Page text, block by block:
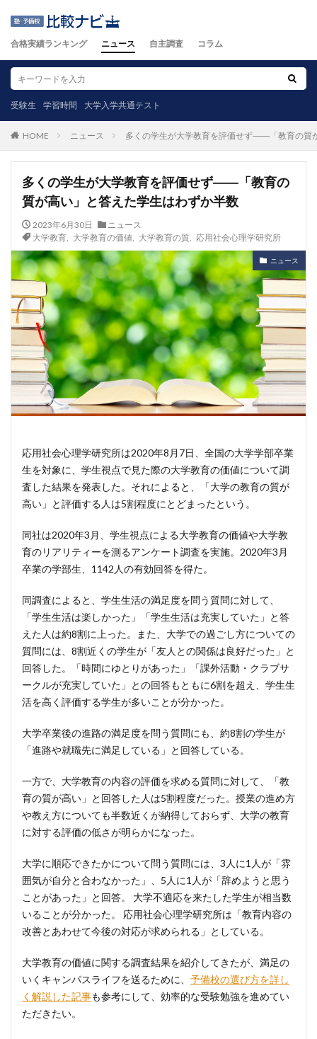
合格実績ランキング ニュース 自主調査 コラム
受験生 学習時間 大学入学共通テスト
HOME ニュース 多くの学生が大学教育を評価せず――「教育の質
多くの学生が大学教育を評価せず――「教育の
質が高い」と答えた学生はわずか半数
2023年6月30日
ニュース
大学教育, 大学教育の価値 大学教育の質, 応用社会心理学研究所
ニュース
応用社会心理学研究所は2020年8月7日、全国の大学学部卒業
生を対象に、学生視点で見た際の大学教育の価値について調
査した結果を発表した。それによると、「大学の教育の質が
高い」と評価する人は5割程度にとどまったという。
同社は2020年3月、学生視点による大学教育の価値や大学教
育のリアリティーを測るアンケート調査を実施。2020年3月
卒業の学部生、1142人の有効回答を得た。
同調査によると、学生生活の満足度を問う質問に対して、
「学生生活は楽しかった」「学生生活は充実していた」と答
えた人は約8割に上った。また、大学での過ごし方についての
質問には、8割近くの学生が「友人との関係は良好だった」と
回答した。「時間にゆとりがあった」「課外活動・クラブサ
ークルが充実していた」との回答もともに6割を超え、学生生
活を高く評価する学生が多いことが分かった。
大学卒業後の進路の満足度を問う質問にも、約8割の学生が
「進路や就職先に満足している」と回答している。
一方で、大学教育の内容の評価を求める質問に対して、「教
育の質が高い」と回答した人は5割程度だった。授業の進め方
や教え方についても半数近くが納得しておらず、大学の教育
に対する評価の低さが明らかになった。
大学に順応できたかについて問う質問には、3人に1人が「雰
囲気が自分と合わなかった」、5人に1人が「辞めようと思う
ことがあった」と回答。 大学不適応を来たした学生が相当数
いることが分かった。 応用社会心理学研究所は「教育内容の
改善とあわせて今後の対応が求められる」としている。
大学教育の価値に関する調査結果を紹介してきたが、満足の
いくキャンパスライフを送るために、 予備校の選び方を詳し
く解説した記事も参考にして、効率的な受験勉強を進めてい
ただきたい。